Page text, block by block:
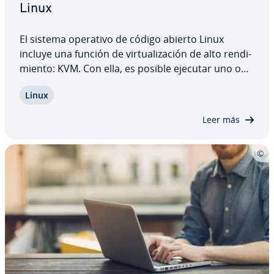
Linux
El sistema operativo de código abierto Linux
incluye una función de vi­r­tua­li­za­ción de alto re­n­di­
mie­n­to: KVM. Con ella, es posible ejecutar uno o
invitados en un mismo ordenador Linux. Al estar
Linux
Leer más